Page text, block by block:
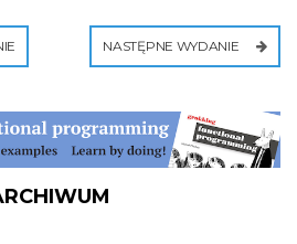
NASTĘPNE WYDANIE